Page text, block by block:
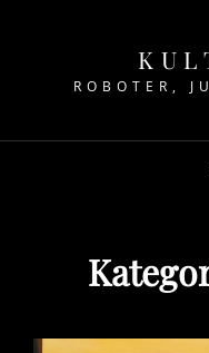
ROBOTER,